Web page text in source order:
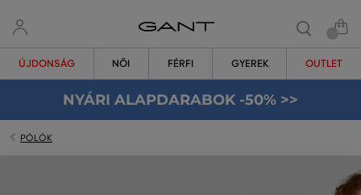
ÚJDONSÁG NŐI FÉRFI GYEREK OUTLET
NYÁRI ALAPDARABOK -50% >>
PÓLÓK